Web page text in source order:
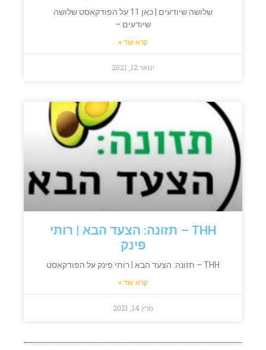
שלושה שיודעים | כאן 11 על הפודקאסט שלושה
שיודעים –
קרא עוד »
ינואר 12, 2021
THH – תזונה: הצעד הבא | רותי
פינק
THH – תזונה: הצעד הבא | רותי פינק על הפודקאסט
קרא עוד »
מרץ 14, 2021